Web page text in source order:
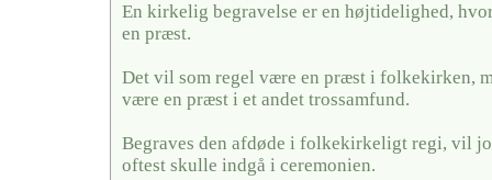
En kirkelig begravelse er en højtidelighed,
en præst.
Det vil som regel være en præst i folkekirken,
være en præst i et andet trossamfund.
Begraves den afdøde i folkekirkeligt regi, vil
oftest skulle indgå i ceremonien.